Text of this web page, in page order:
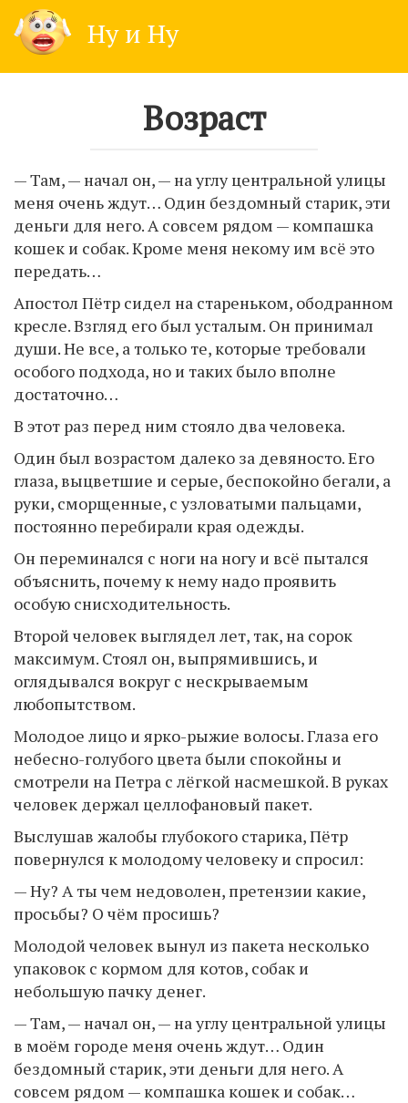
content
Ну и Ну
Возраст
— Там, — начал он, — на углу центральной улицы
меня очень ждут… Один бездомный старик, эти
деньги для него. А совсем рядом — компашка
кошек и собак. Кроме меня некому им всё это
передать…
Апостол Пётр сидел на стареньком, ободранном
кресле. Взгляд его был усталым. Он принимал
души. Не все, а только те, которые требовали
особого подхода, но и таких было вполне
достаточно…
В этот раз перед ним стояло два человека.
Один был возрастом далеко за девяносто. Его
глаза, выцветшие и серые, беспокойно бегали, а
руки, сморщенные, с узловатыми пальцами,
постоянно перебирали края одежды.
Он переминался с ноги на ногу и всё пытался
объяснить, почему к нему надо проявить
особую снисходительность.
Второй человек выглядел лет, так, на сорок
максимум. Стоял он, выпрямившись, и
оглядывался вокруг с нескрываемым
любопытством.
Молодое лицо и ярко-рыжие волосы. Глаза его
небесно-голубого цвета были спокойны и
смотрели на Петра с лёгкой насмешкой. В руках
человек держал целлофановый пакет.
Выслушав жалобы глубокого старика, Пётр
повернулся к молодому человеку и спросил:
— Ну? А ты чем недоволен, претензии какие,
просьбы? О чём просишь?
Молодой человек вынул из пакета несколько
упаковок с кормом для котов, собак и
небольшую пачку денег.
— Там, — начал он, — на углу центральной улицы
в моём городе меня очень ждут… Один
бездомный старик, эти деньги для него. А
совсем рядом — компашка кошек и собак…